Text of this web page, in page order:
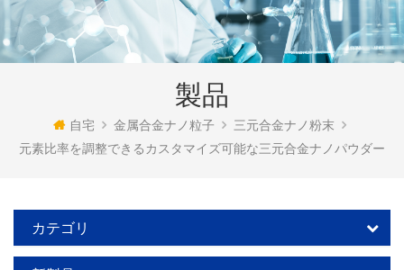
製品
自宅 金属合金ナノ粒子
三元合金ナノ粉末
元素比率を調整できるカスタマイズ可能な三元合金ナノパウダー
カテゴリ